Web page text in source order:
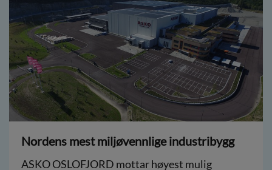
Nordens mest miljøvennlige industribygg
ASKO OSLOFJORD mottar høyest mulig